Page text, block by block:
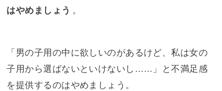
はやめましょう 。
「男の子用の中に欲しいのがあるけど、私は女の
子用から選ばないといけないし……」と不満足感
を提供するのはやめましょう。